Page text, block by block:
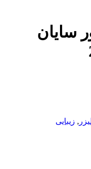
سایان
, زیبایی